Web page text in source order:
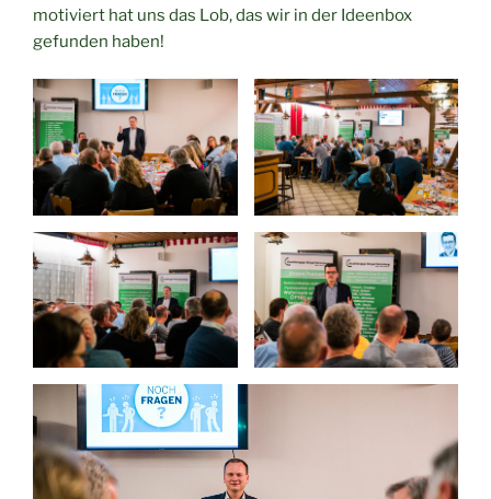
motiviert hat uns das Lob, das wir in der Ideenbox
gefunden haben!